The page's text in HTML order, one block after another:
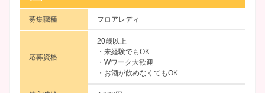
募集職種 フロアレディ
応募資格
20歳以上
・未経験でもOK
・Wワーク大歓迎
・お酒が飲めなくてもOK